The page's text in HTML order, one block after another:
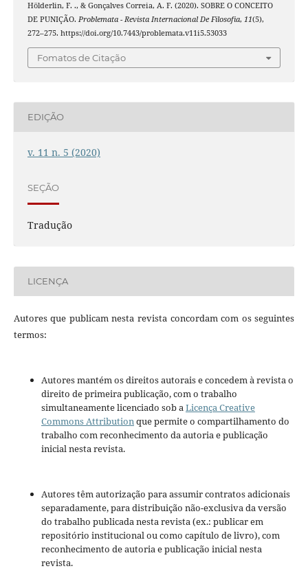
Hölderlin, F. ., & Gonçalves Correia, A. F. (2020). SOBRE O CONCEITO
DE PUNIÇÃO. Problemata - Revista Internacional De Filosofia, 11(5),
272–275. https://doi.org/10.7443/problemata.v11i5.53033
Fomatos de Citação
EDIÇÃO
v. 11 n. 5 (2020)
SEÇÃO
Tradução
LICENÇA
Autores que publicam nesta revista concordam com os seguintes
termos:
Autores mantém os direitos autorais e concedem à revista o
direito de primeira publicação, com o trabalho
simultaneamente licenciado sob aLicença Creative
Commons Attributionque permite o compartilhamento do
trabalho com reconhecimento da autoria e publicação
inicial nesta revista.
Autores têm autorização para assumir contratos adicionais
separadamente, para distribuição não-exclusiva da versão
do trabalho publicada nesta revista (ex.: publicar em
repositório institucional ou como capítulo de livro), com
reconhecimento de autoria e publicação inicial nesta
revista.